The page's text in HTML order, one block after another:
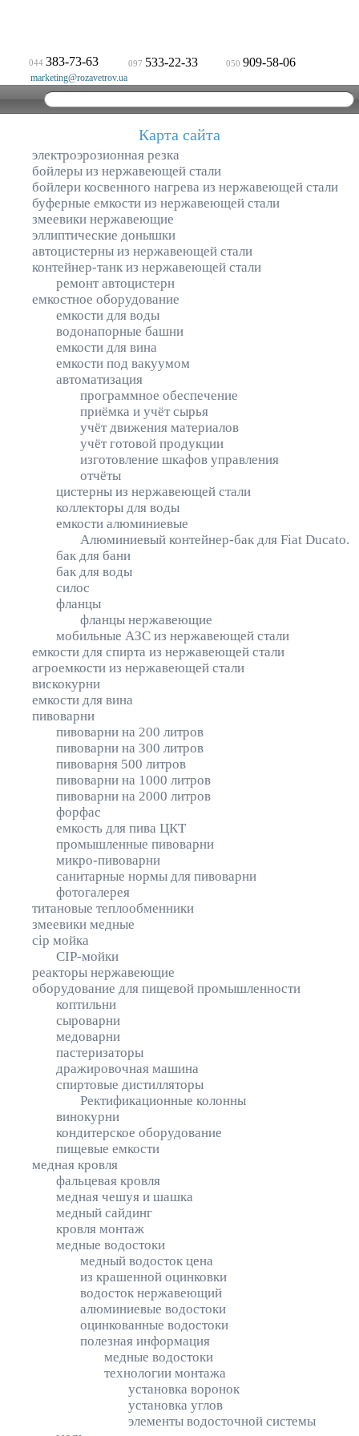
044 383-73-63 097 533-22-33 050 909-58-06
marketing@rozavetrov.ua
Карта сайта
электроэрозионная резка
бойлеры из нержавеющей стали
бойлери косвенного нагрева из нержавеющей стали
буферные емкости из нержавеющей стали
змеевики нержавеющие
эллиптические донышки
автоцистерны из нержавеющей стали
контейнер-танк из нержавеющей стали
ремонт автоцистерн
емкостное оборудование
емкости для воды
водонапорные башни
емкости для вина
емкости под вакуумом
автоматизация
программное обеспечение
приёмка и учёт сырья
учёт движения материалов
учёт готовой продукции
изготовление шкафов управления
отчёты
цистерны из нержавеющей стали
коллекторы для воды
емкости алюминиевые
Алюминиевый контейнер-бак для Fiat Ducato.
бак для бани
бак для воды
силос
фланцы
фланцы нержавеющие
мобильные АЗС из нержавеющей стали
емкости для спирта из нержавеющей стали
агроемкости из нержавеющей стали
вискокурни
емкости для вина
пивоварни
пивоварни на 200 литров
пивоварни на 300 литров
пивоварня 500 литров
пивоварни на 1000 литров
пивоварни на 2000 литров
форфас
емкость для пива ЦКТ
промышленные пивоварни
микро-пивоварни
санитарные нормы для пивоварни
фотогалерея
титановые теплообменники
змеевики медные
cip мойка
CIP-мойки
реакторы нержавеющие
оборудование для пищевой промышленности
коптильни
сыроварни
медоварни
пастеризаторы
дражировочная машина
спиртовые дистилляторы
Ректификационные колонны
винокурни
кондитерское оборудование
пищевые емкости
медная кровля
фальцевая кровля
медная чешуя и шашка
медный сайдинг
кровля монтаж
медные водостоки
медный водосток цена
из крашенной оцинковки
водосток нержавеющий
алюминиевые водостоки
оцинкованные водостоки
полезная информация
медные водостоки
технологии монтажа
установка воронок
установка углов
элементы водосточной системы